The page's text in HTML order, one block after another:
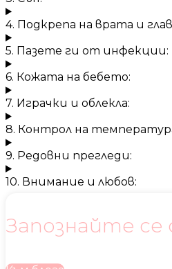
4. Подкрепа на врата и
5. Пазете ги от инфекции:
6. Кожата на бебето:
7. Играчки и облекла:
8. Контрол на
9. Редовни прегледи:
10. Внимание и любов:
Запознайте се